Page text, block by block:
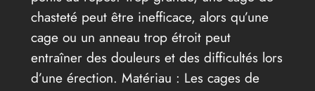
chasteté peut être inefficace, alors qu’une
cage ou un anneau trop étroit peut
entraîner des douleurs et des difficultés lors
d’une érection. Matériau : Les cages de